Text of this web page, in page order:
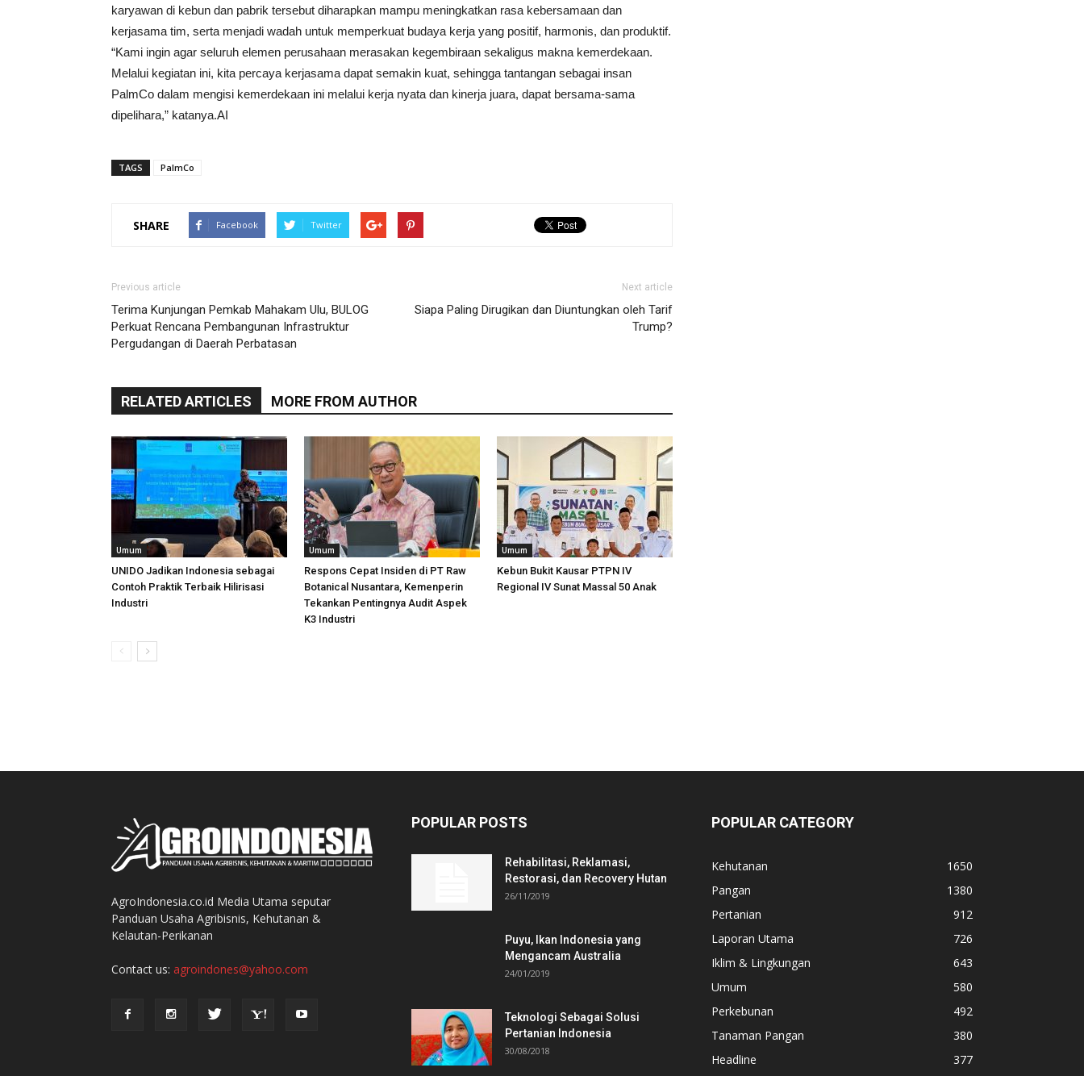
karyawan di kebun dan pabrik tersebut diharapkan mampu meningkatkan rasa kebersamaan dan
kerjasama tim, serta menjadi wadah untuk memperkuat budaya kerja yang positif, harmonis, dan produktif.
“Kami ingin agar seluruh elemen perusahaan merasakan kegembiraan sekaligus makna kemerdekaan.
Melalui kegiatan ini, kita percaya kerjasama dapat semakin kuat, sehingga tantangan sebagai insan
PalmCo dalam mengisi kemerdekaan ini melalui kerja nyata dan kinerja juara, dapat bersama-sama
dipelihara,” katanya.AI
TAGS PalmCo
SHARE Facebook Twitter
Previous article
Terima Kunjungan Pemkab Mahakam Ulu, BULOG
Perkuat Rencana Pembangunan Infrastruktur
Pergudangan di Daerah Perbatasan
Next article
Siapa Paling Dirugikan dan Diuntungkan oleh Tarif
Trump?
RELATED ARTICLES MORE FROM AUTHOR
Umum
UNIDO Jadikan Indonesia sebagai
Contoh Praktik Terbaik Hilirisasi
Industri
Umum
Respons Cepat Insiden di PT Raw
Botanical Nusantara, Kemenperin
Tekankan Pentingnya Audit Aspek
K3 Industri
Umum
Kebun Bukit Kausar PTPN IV
Regional IV Sunat Massal 50 Anak
AgroIndonesia.co.id Media Utama seputar
Panduan Usaha Agribisnis, Kehutanan &
Kelautan-Perikanan
Contact us: agroindones@yahoo.com
POPULAR POSTS
Rehabilitasi, Reklamasi,
Restorasi, dan Recovery Hutan
26/11/2019
Puyu, Ikan Indonesia yang
Mengancam Australia
24/01/2019
Teknologi Sebagai Solusi
Pertanian Indonesia
30/08/2018
POPULAR CATEGORY
Kehutanan
1650
Pangan
1380
Pertanian
912
Laporan Utama
726
Iklim & Lingkungan
643
Umum
580
Perkebunan
492
Tanaman Pangan
380
Headline
377